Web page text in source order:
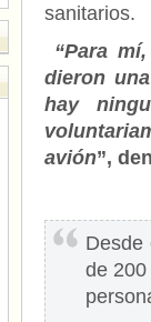
sanitarios.
“Para
dieron
hay
avión”,
de